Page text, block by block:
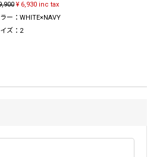
¥ 6,930 inc tax
ー：WHITE×NAVY
ズ：2